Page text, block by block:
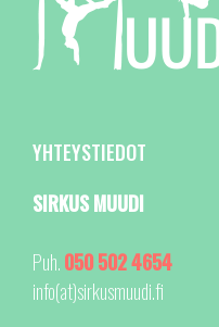
YHTEYSTIEDOT
SIRKUS MUUDI
Puh.050 502 4654
info(at)sirkusmuudi.fi